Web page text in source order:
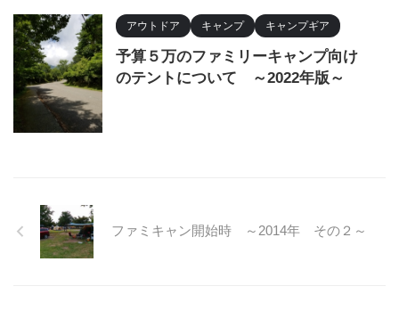
アウトドア キャンプ キャンプギア
予算５万のファミリーキャンプ向け
のテントについて ～2022年版～
ファミキャン開始時 ～2014年 その２～